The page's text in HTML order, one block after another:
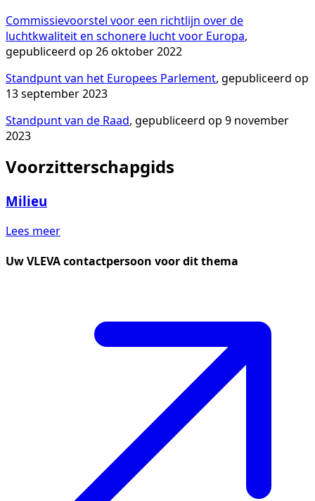
Commissievoorstel voor een richtlijn over de
luchtkwaliteit en schonere lucht voor Europa,
gepubliceerd op 26 oktober 2022
Standpunt van het Europees Parlement, gepubliceerd op
13 september 2023
Standpunt van de Raad, gepubliceerd op 9 november
2023
Voorzitterschapgids
Milieu
Lees meer
Uw VLEVA contactpersoon voor dit thema